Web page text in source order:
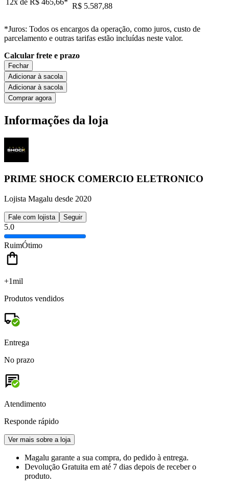
R$ 5.587,88
*Juros: Todos os encargos da operação, como juros, custo de
parcelamento e outras tarifas estão incluídas neste valor.
Calcular frete e prazo
Fechar
Adicionar à sacola
Adicionar à sacola
Comprar agora
Informações da loja
PRIME SHOCK COMERCIO ELETRONICO
Lojista Magalu desde 2020
Fale com lojista Seguir
5.0
RuimÓtimo
+1mil
Produtos vendidos
Entrega
No prazo
Atendimento
Responde rápido
Ver mais sobre a loja
Magalu garante a sua compra, do pedido à entrega.
Devolução Gratuita em até 7 dias depois de receber o
produto.